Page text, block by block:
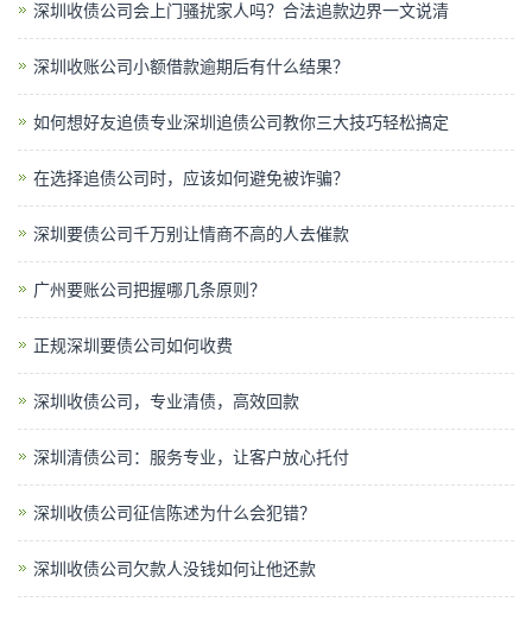
深圳收债公司会上门骚扰家人吗？合法追款边界一文说清
深圳收账公司​小额借款逾期后有什么结果？
如何想好友追债专业深圳追债公司教你三大技巧轻松搞定
在选择追债公司时，应该如何避免被诈骗？
深圳要债公司千万别让情商不高的人去催款
广州要账公司把握哪几条原则？
正规深圳要债公司如何收费
深圳收债公司，专业清债，高效回款
深圳清债公司：服务专业，让客户放心托付
深圳收债公司​征信陈述为什么会犯错？
深圳收债公司欠款人没钱如何让他还款